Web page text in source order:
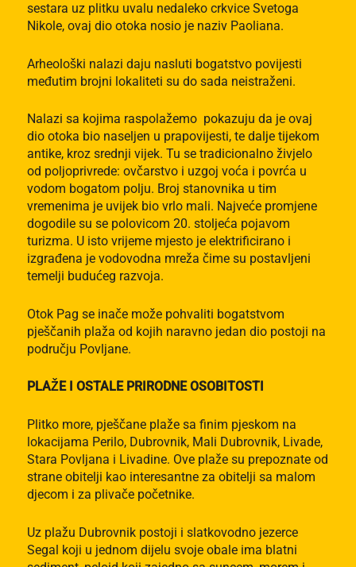
sestara uz plitku uvalu nedaleko crkvice Svetoga
Nikole, ovaj dio otoka nosio je naziv Paoliana.
Arheološki nalazi daju nasluti bogatstvo povijesti
međutim brojni lokaliteti su do sada neistraženi.
Nalazi sa kojima raspolažemo pokazuju da je ovaj
dio otoka bio naseljen u prapovijesti, te dalje tijekom
antike, kroz srednji vijek. Tu se tradicionalno živjelo
od poljoprivrede: ovčarstvo i uzgoj voća i povrća u
vodom bogatom polju. Broj stanovnika u tim
vremenima je uvijek bio vrlo mali. Najveće promjene
dogodile su se polovicom 20. stoljeća pojavom
turizma. U isto vrijeme mjesto je elektrificirano i
izgrađena je vodovodna mreža čime su postavljeni
temelji budućeg razvoja.
Otok Pag se inače može pohvaliti bogatstvom
pješčanih plaža od kojih naravno jedan dio postoji na
području Povljane.
PLAŽE I OSTALE PRIRODNE OSOBITOSTI
Plitko more, pješčane plaže sa finim pjeskom na
lokacijama Perilo, Dubrovnik, Mali Dubrovnik, Livade,
Stara Povljana i Livadine. Ove plaže su prepoznate od
strane obitelji kao interesantne za obitelji sa malom
djecom i za plivače početnike.
Uz plažu Dubrovnik postoji i slatkovodno jezerce
Segal koji u jednom dijelu svoje obale ima blatni